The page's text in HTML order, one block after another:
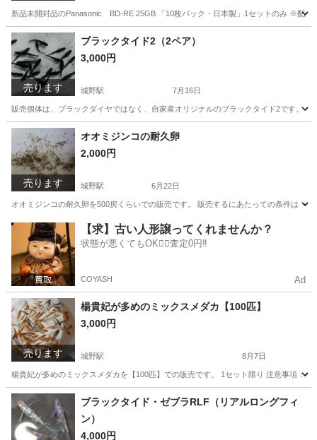
新品未開封品のPanasonic BD-RE 25GB 「10枚パック・日本製」1セットのみ ※配送
福岡 北九州市 城野駅 映像プレーヤー、レコーダー
Panasonic
売ります
ブラックタイド2（2ペア）
3,000円
城野駅 7月16日
販売個体は、ブラックダイヤではなく、自家産オリジナルのブラックタイド2です。
福岡 北九州市 城野駅 その他 ヒレ
売ります
オオミジンコの耐久卵
2,000円
城野駅 6月22日
オオミジンコの耐久卵を500房くらいでの販売です。 販売するにあたっての条件は
福岡 北九州市 城野駅 その他 オオミジンコ
【求】古い人形譲ってくれませんか？
状態が悪くてもOK🙆‍♀️査定0円‼️
COYASH Ad
売ります
楊貴妃が多めのミックスメダカ【100匹】
3,000円
城野駅 8月7日
楊貴妃が多めのミックスメダカを【100匹】での販売です。 1セット限り 注意事項：
福岡 北九州市 城野駅 その他 楊貴妃
ブラックタイド・ゼブラRLF（リアルロングフィ
ン）
4,000円